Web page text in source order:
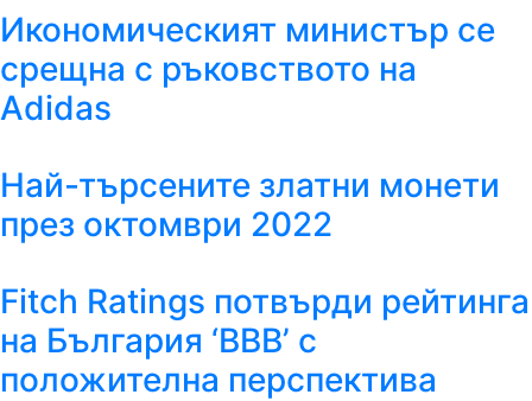
Икономическият министър се
срещна с ръковството на
Adidas
Най-търсените златни монети
през октомври 2022
Fitch Ratings потвърди рейтинга
на България ‘BBB’ с
положителна перспектива